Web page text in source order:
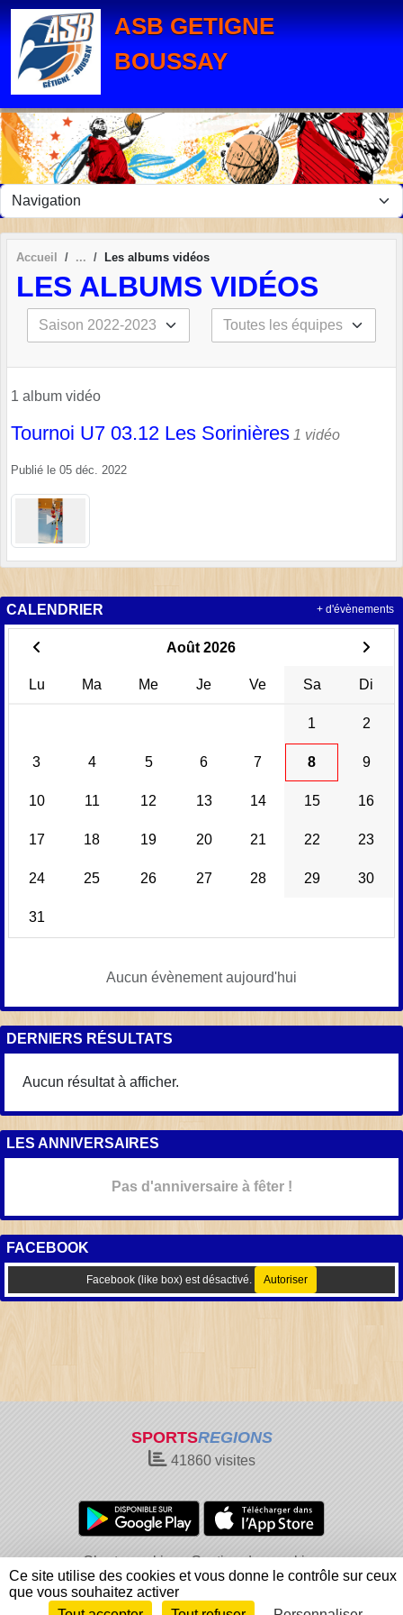
ASB GETIGNE
BOUSSAY
Accueil Les albums vidéos
LES ALBUMS VIDÉOS
1 album vidéo
Tournoi U7 03.12 Les Sorinières 1 vidéo
Publié le 05 déc. 2022
CALENDRIER
Août 2026
Lu Ma Me Je Ve Sa Di
1 2
3 4 5 6 7 8 9
10 11 12 13 14 15 16
17 18 19 20 21 22 23
24 25 26 27 28 29 30
31
Aucun évènement aujourd'hui
+ d'évènements
DERNIERS RÉSULTATS
Aucun résultat à afficher.
LES ANNIVERSAIRES
Pas d'anniversaire à fêter !
FACEBOOK
Facebook (like box) est désactivé. Autoriser
SPORTSREGIONS
41860visites
Charte cookies
Gestion des cookies
Informations légales
Signaler un contenu inapproprié
Panneau de gestion des cookies
Ce site utilise des cookies et vous donne le contrôle sur ceux
que vous souhaitez activer